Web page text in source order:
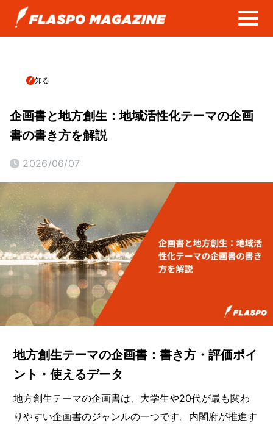
知る
企画書と地方創生：地域活性化テーマの企画
書の書き方を解説
2026/06/07
地方創生テーマの企画書：書き方・評価ポイ
ント・使えるデータ
地方創生テーマの企画書は、大学生や20代が最も関わ
りやすい企画書のジャンルの一つです。内閣府が推進す